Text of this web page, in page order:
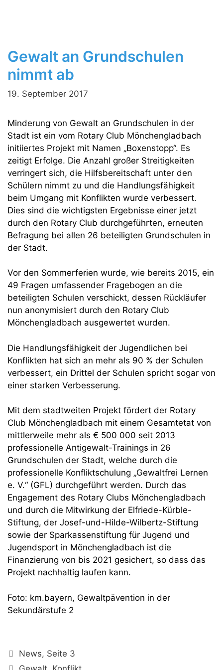
Gewalt an Grundschulen
nimmt ab
19. September 2017
Minderung von Gewalt an Grundschulen in der
Stadt ist ein vom Rotary Club Mönchengladbach
initiiertes Projekt mit Namen „Boxenstopp“. Es
zeitigt Erfolge. Die Anzahl großer Streitigkeiten
verringert sich, die Hilfsbereitschaft unter den
Schülern nimmt zu und die Handlungsfähigkeit
beim Umgang mit Konflikten wurde verbessert.
Dies sind die wichtigsten Ergebnisse einer jetzt
durch den Rotary Club durchgeführten, erneuten
Befragung bei allen 26 beteiligten Grundschulen in
der Stadt.
Vor den Sommerferien wurde, wie bereits 2015, ein
49 Fragen umfassender Fragebogen an die
beteiligten Schulen verschickt, dessen Rückläufer
nun anonymisiert durch den Rotary Club
Mönchengladbach ausgewertet wurden.
Die Handlungsfähigkeit der Jugendlichen bei
Konflikten hat sich an mehr als 90 % der Schulen
verbessert, ein Drittel der Schulen spricht sogar von
einer starken Verbesserung.
Mit dem stadtweiten Projekt fördert der Rotary
Club Mönchengladbach mit einem Gesamtetat von
mittlerweile mehr als € 500 000 seit 2013
professionelle Antigewalt-Trainings in 26
Grundschulen der Stadt, welche durch die
professionelle Konfliktschulung „Gewaltfrei Lernen
e. V.“ (GFL) durchgeführt werden. Durch das
Engagement des Rotary Clubs Mönchengladbach
und durch die Mitwirkung der Elfriede-Kürble-
Stiftung, der Josef-und-Hilde-Wilbertz-Stiftung
sowie der Sparkassenstiftung für Jugend und
Jugendsport in Mönchengladbach ist die
Finanzierung von bis 2021 gesichert, so dass das
Projekt nachhaltig laufen kann.
Foto: km.bayern, Gewaltpävention in der
Sekundärstufe 2
Kategorien
News, Seite 3
Schlagwörter